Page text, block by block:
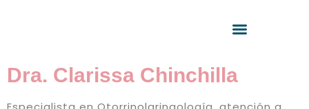
Dra. Clarissa Chinchilla